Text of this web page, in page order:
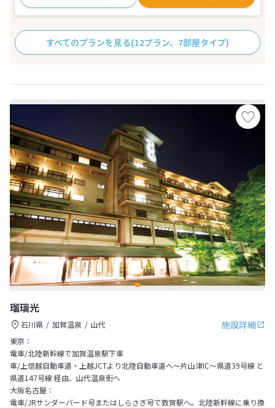
すべてのプランを見る(12プラン、7部屋タイプ)
瑠璃光
施設詳細
石川県 加賀温泉
山代
東京：
電車/北陸新幹線で加賀温泉駅下車
車/上信越自動車道・上越JCTより北陸自動車道へ～片山津IC～県道39号線 と
県道147号線 経由、山代温泉街へ
大阪名古屋：
電車/JRサンダーバード号またはしらさぎ号で敦賀駅へ。北陸新幹線に乗り換